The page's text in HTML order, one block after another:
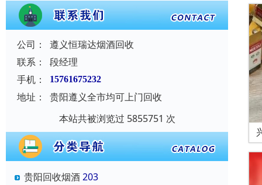
公司：
遵义恒瑞达烟酒回收
联系：
段经理
手机：
15761675232
地址：
贵阳遵义全市均可上门回收
本站共被浏览过 5855751 次
贵阳回收烟酒203